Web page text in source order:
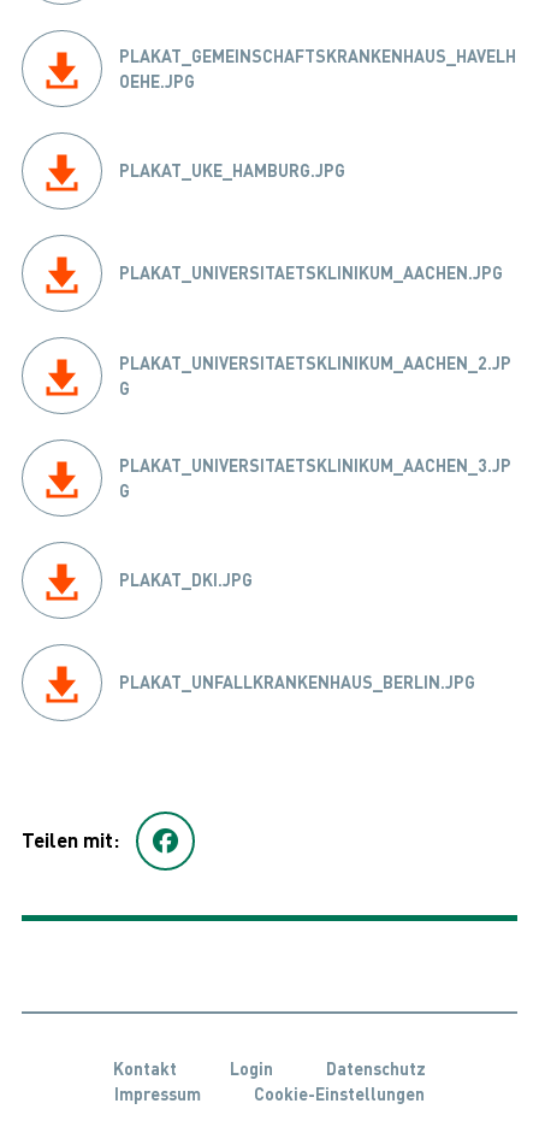
PLAKAT_GEMEINSCHAFTSKRANKENHAUS_HAVELH
OEHE.JPG
PLAKAT_UKE_HAMBURG.JPG
PLAKAT_UNIVERSITAETSKLINIKUM_AACHEN.JPG
PLAKAT_UNIVERSITAETSKLINIKUM_AACHEN_2.JP
G
PLAKAT_UNIVERSITAETSKLINIKUM_AACHEN_3.JP
G
PLAKAT_DKI.JPG
PLAKAT_UNFALLKRANKENHAUS_BERLIN.JPG
Teilen mit:
Kontakt Login
Datenschutz
Impressum
Cookie-Einstellungen